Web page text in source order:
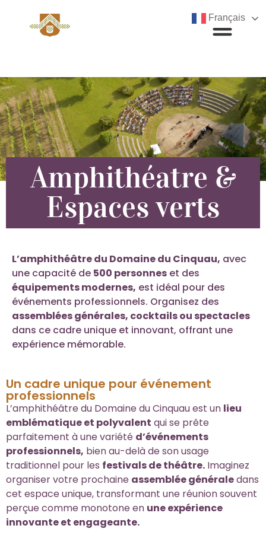
Amphithéatre &
Espaces verts
L’amphithéâtre du Domaine du Cinquau, avec
une capacité de 500 personnes et des
équipements modernes, est idéal pour des
événements professionnels. Organisez des
assemblées générales, cocktails ou spectacles
dans ce cadre unique et innovant, offrant une
expérience mémorable.
Un cadre unique pour événement
professionnels
L’amphithéâtre du Domaine du Cinquau est un lieu
emblématique et polyvalent qui se prête
parfaitement à une variété d’événements
professionnels, bien au-delà de son usage
traditionnel pour les festivals de théâtre. Imaginez
organiser votre prochaine assemblée généraledans
cet espace unique, transformant une réunion souvent
perçue comme monotone en une expérience
innovante et engageante.
Français